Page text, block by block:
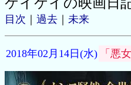
目次 過去 未来
2018年02月14日(水) 「悪